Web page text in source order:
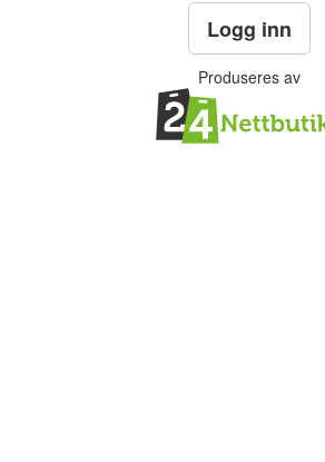
Logg inn
Produseres av